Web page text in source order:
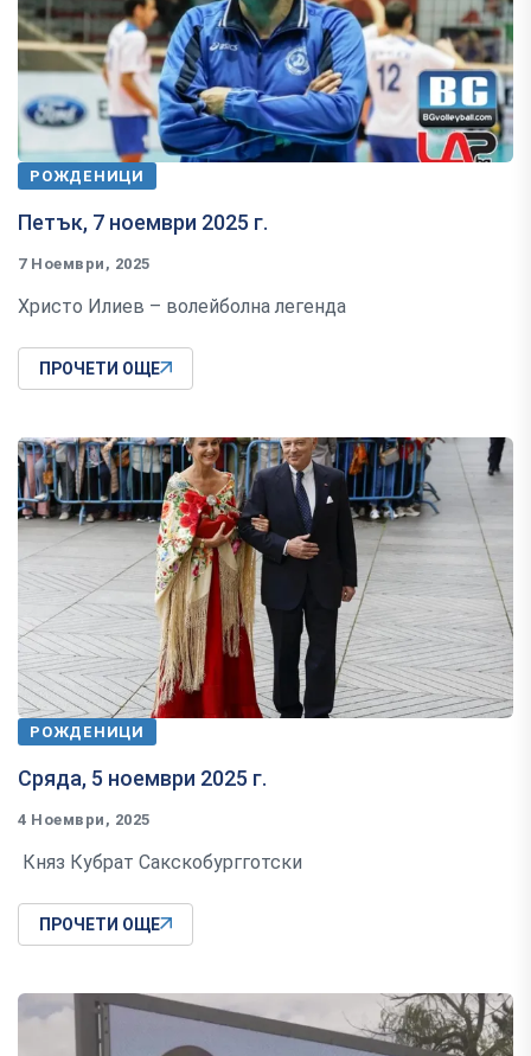
РОЖДЕНИЦИ
Петък, 7 ноември 2025 г.
7 Ноември, 2025
Христо Илиев – волейболна легенда
ПРОЧЕТИ ОЩЕ
РОЖДЕНИЦИ
Сряда, 5 ноември 2025 г.
4 Ноември, 2025
Княз Кубрат Сакскобургготски
ПРОЧЕТИ ОЩЕ